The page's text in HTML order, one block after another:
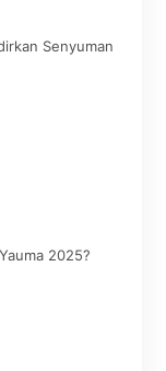
Senyuman
2025?